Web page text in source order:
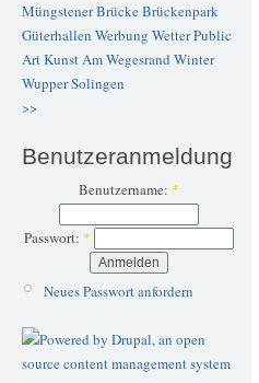
Müngstener BrückeBrückenpark
Güterhallen Werbung WetterPublic
ArtKunstAm Wegesrand Winter
WupperSolingen
>>
Benutzeranmeldung
Benutzername: *
Passwort: *
Neues Passwort anfordern